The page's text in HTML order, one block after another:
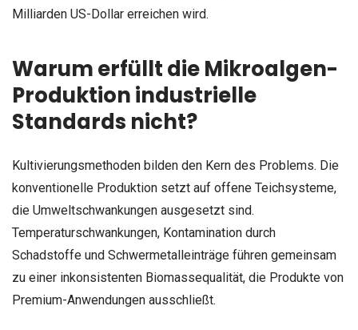
Milliarden US-Dollar erreichen wird.
Warum erfüllt die Mikroalgen-
Produktion industrielle
Standards nicht?
Kultivierungsmethoden bilden den Kern des Problems. Die
konventionelle Produktion setzt auf offene Teichsysteme,
die Umweltschwankungen ausgesetzt sind.
Temperaturschwankungen, Kontamination durch
Schadstoffe und Schwermetalleinträge führen gemeinsam
zu einer inkonsistenten Biomassequalität, die Produkte von
Premium-Anwendungen ausschließt.